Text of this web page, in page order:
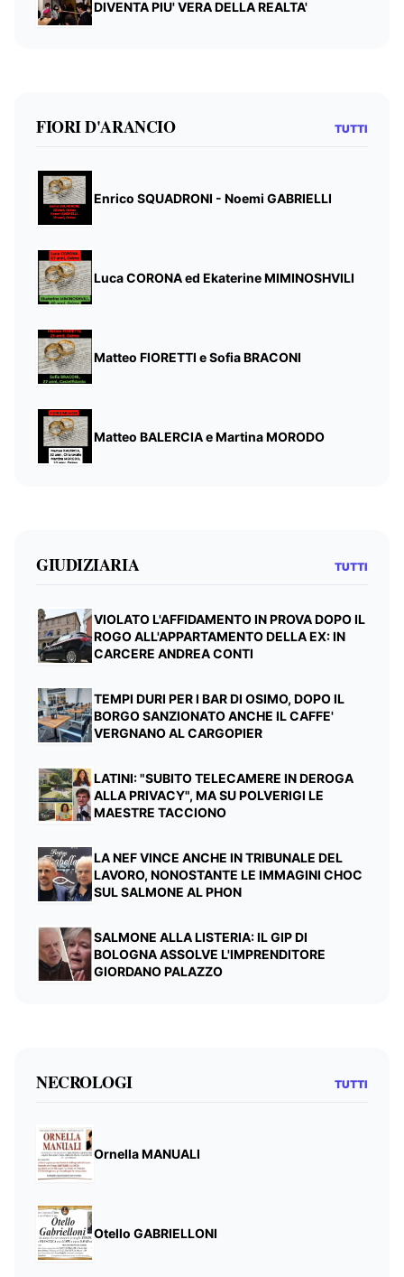
DIVENTA PIU' VERA DELLA REALTA'
FIORI D'ARANCIO TUTTI
Enrico SQUADRONI - Noemi GABRIELLI
Luca CORONA ed Ekaterine MIMINOSHVILI
Matteo FIORETTI e Sofia BRACONI
Matteo BALERCIA e Martina MORODO
GIUDIZIARIA TUTTI
VIOLATO L'AFFIDAMENTO IN PROVA DOPO IL
ROGO ALL'APPARTAMENTO DELLA EX: IN
CARCERE ANDREA CONTI
TEMPI DURI PER I BAR DI OSIMO, DOPO IL
BORGO SANZIONATO ANCHE IL CAFFE'
VERGNANO AL CARGOPIER
LATINI: "SUBITO TELECAMERE IN DEROGA
ALLA PRIVACY", MA SU POLVERIGI LE
MAESTRE TACCIONO
LA NEF VINCE ANCHE IN TRIBUNALE DEL
LAVORO, NONOSTANTE LE IMMAGINI CHOC
SUL SALMONE AL PHON
SALMONE ALLA LISTERIA: IL GIP DI
BOLOGNA ASSOLVE L'IMPRENDITORE
GIORDANO PALAZZO
NECROLOGI TUTTI
Ornella MANUALI
Otello GABRIELLONI